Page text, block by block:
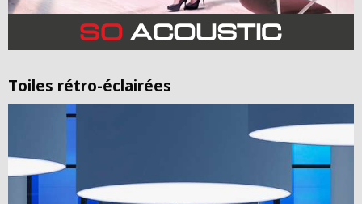
Toiles rétro-éclairées